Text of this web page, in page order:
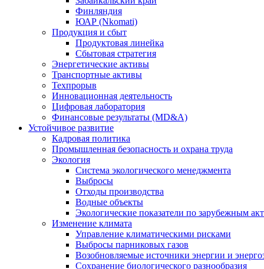
Финляндия
ЮАР (Nkomati)
Продукция и сбыт
Продуктовая линейка
Сбытовая стратегия
Энергетические активы
Транспортные активы
Техпрорыв
Инновационная деятельность
Цифровая лаборатория
Финансовые результаты (MD&A)
Устойчивое развитие
Кадровая политика
Промышленная безопасность и охрана труда
Экология
Система экологического менеджмента
Выбросы
Отходы производства
Водные объекты
Экологические показатели по зарубежным
Изменение климата
Управление климатическими рисками
Выбросы парниковых газов
Возобновляемые источники энергии и
Сохранение биологического разнообразия